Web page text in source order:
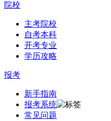
院校
主考院校
自考本科
开考专业
学历攻略
报考
新手指南
报考系统
常见问题